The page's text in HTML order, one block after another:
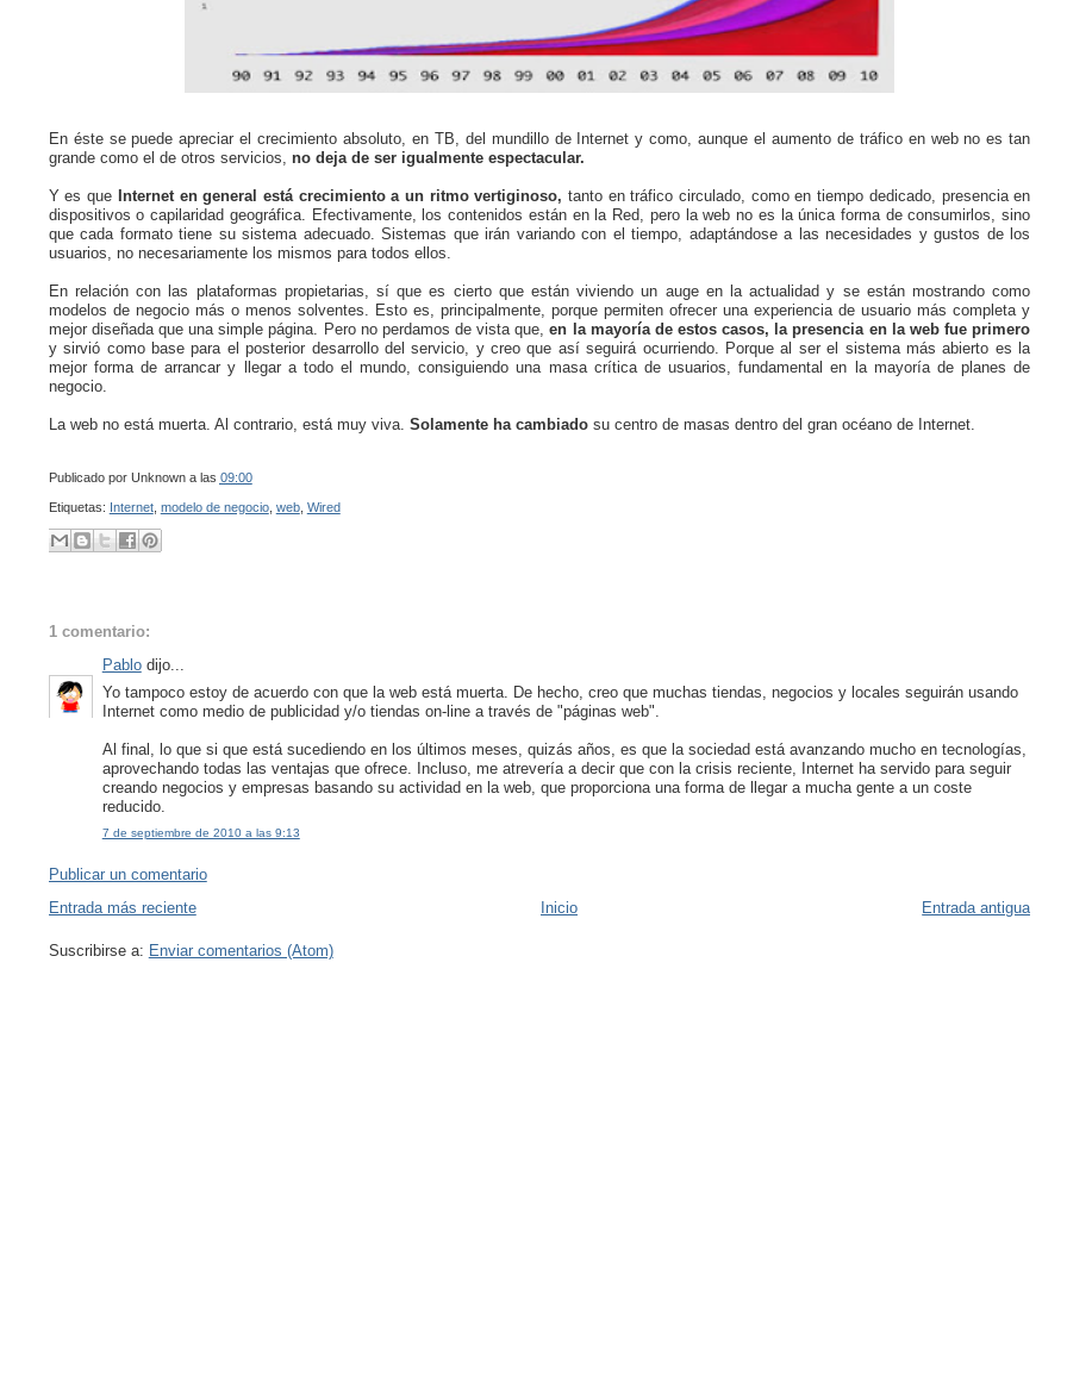
En éste se puede apreciar el crecimiento absoluto, en TB, del mundillo de Internet y como, aunque el aumento de tráfico en web no es tan
grande como el de otros servicios, no deja de ser igualmente espectacular.
Y es que Internet en general está crecimiento a un ritmo vertiginoso,tanto en tráfico circulado, como en tiempo dedicado, presencia en
dispositivos o capilaridad geográfica. Efectivamente, los contenidos están en la Red, pero la web no es la única forma de consumirlos, sino
que cada formato tiene su sistema adecuado. Sistemas que irán variando con el tiempo, adaptándose a las necesidades y gustos de los
usuarios, no necesariamente los mismos para todos ellos.
En relación con las plataformas propietarias, sí que es cierto que están viviendo un auge en la actualidad y se están mostrando como
modelos de negocio más o menos solventes. Esto es, principalmente, porque permiten ofrecer una experiencia de usuario más completa y
mejor diseñada que una simple página. Pero no perdamos de vista que,en la mayoría de estos casos, la presencia en la web fue primero
y sirvió como base para el posterior desarrollo del servicio, y creo que así seguirá ocurriendo. Porque al ser el sistema más abierto es la
mejor forma de arrancar y llegar a todo el mundo, consiguiendo una masa crítica de usuarios, fundamental en la mayoría de planes de
negocio.
La web no está muerta. Al contrario, está muy viva. Solamente ha cambiadosu centro de masas dentro del gran océano de Internet.
Publicado por Unknown a las 09:00
Etiquetas: Internet, modelo de negocio, web, Wired
1 comentario:
Pablodijo...
Yo tampoco estoy de acuerdo con que la web está muerta. De hecho, creo que muchas tiendas, negocios y locales seguirán usando
Internet como medio de publicidad y/o tiendas on-line a través de "páginas web".
Al final, lo que si que está sucediendo en los últimos meses, quizás años, es que la sociedad está avanzando mucho en tecnologías,
aprovechando todas las ventajas que ofrece. Incluso, me atrevería a decir que con la crisis reciente, Internet ha servido para seguir
creando negocios y empresas basando su actividad en la web, que proporciona una forma de llegar a mucha gente a un coste
reducido.
7 de septiembre de 2010 a las 9:13
Publicar un comentario
Entrada más reciente
Entrada antigua
Inicio
Suscribirse a: Enviar comentarios (Atom)